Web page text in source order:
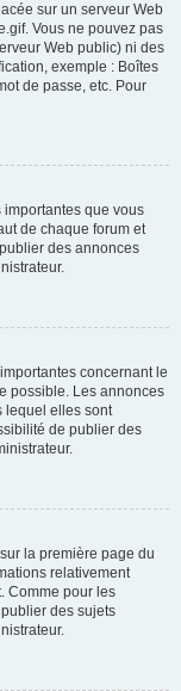
sur un serveur Web
Vous ne pouvez pas
Web public) ni des
exemple : Boîtes
de passe, etc. Pour
que vous
de chaque forum et
des annonces
concernant le
possible. Les annonces
lequel elles sont
de publier des
la première page du
relativement
Comme pour les
des sujets